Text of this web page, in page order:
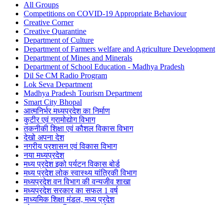
All Groups
Competitions on COVID-19 Appropriate Behaviour
Creative Corner
Creative Quarantine
Department of Culture
Department of Farmers welfare and Agriculture Development
Department of Mines and Minerals
Department of School Education - Madhya Pradesh
Dil Se CM Radio Program
Lok Seva Department
Madhya Pradesh Tourism Department
Smart City Bhopal
आत्मनिर्भर मध्यप्रदेश का निर्माण
कुटीर एवं ग्रामोद्योग विभाग
तकनीकी शिक्षा एवं कौशल विकास विभाग
देखो अपना देश
नगरीय प्रशासन एवं विकास विभाग
नया मध्यप्रदेश
मध्य प्रदेश इको पर्यटन विकास बोर्ड
मध्य प्रदेश लोक स्वास्थ्य यांत्रिकी विभाग
मध्यप्रदेश वन विभाग की वन्यजीव शाखा
मध्यप्रदेश सरकार का सफल 1 वर्ष
माध्यमिक शिक्षा मंडल, मध्य प्रदेश